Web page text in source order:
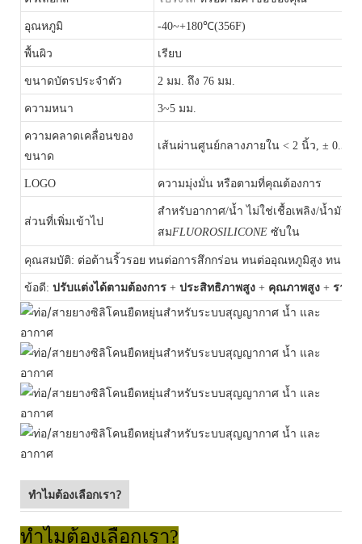
อุณหภูมิ -40~+180℃(356F)
พื้นผิว เรียบ
ขนาดบัตรประจำตัว 2 มม. ถึง 76 มม.
ความหนา 3~5 มม.
ความคลาดเคลื่อนของ
ขนาด
เส้นผ่านศูนย์กลางภายใน < 2 นิ้ว, ± 0.5
LOGO ความมุ่งมั่น หรือตามที่คุณต้องการ
ส่วนที่เพิ่มเข้าไป
สำหรับอากาศ/น้ำ ไม่ใช่เชื้อเพลิง/น้ำมัน
สมFLUOROSILICONE ซับใน
คุณสมบัติ: ต่อต้านริ้วรอย ทนต่อการสึกกร่อน ทนต่ออุณหภูมิสูง ทนต่อแ
ข้อดี: ปรับแต่งได้ตามต้องการ + ประสิทธิภาพสูง + คุณภาพสูง + ราคา
ทำไมต้องเลือกเรา?
ทำไมต้องเลือกเรา?